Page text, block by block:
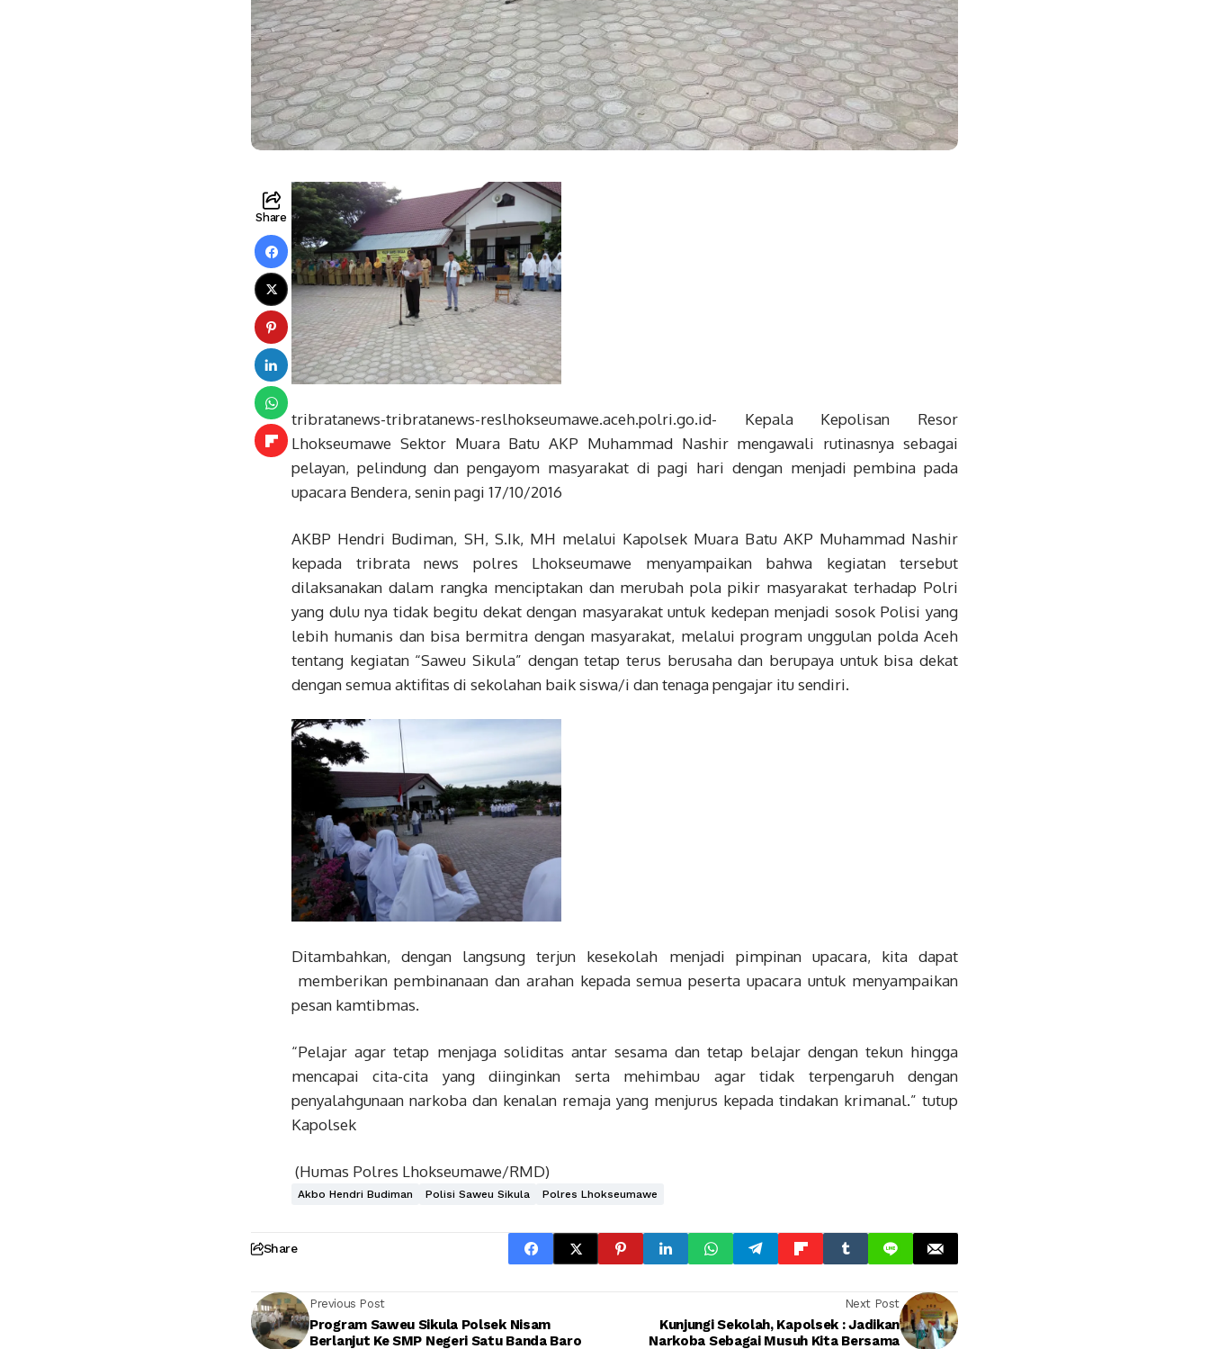
Share
tribratanews-tribratanews-reslhokseumawe.aceh.polri.go.id- Kepala Kepolisan Resor
Lhokseumawe Sektor Muara Batu AKP Muhammad Nashir mengawali rutinasnya sebagai
pelayan, pelindung dan pengayom masyarakat di pagi hari dengan menjadi pembina pada
upacara Bendera, senin pagi 17/10/2016
AKBP Hendri Budiman, SH, S.Ik, MH melalui Kapolsek Muara Batu AKP Muhammad Nashir
kepada tribrata news polres Lhokseumawe menyampaikan bahwa kegiatan tersebut
dilaksanakan dalam rangka menciptakan dan merubah pola pikir masyarakat terhadap Polri
yang dulu nya tidak begitu dekat dengan masyarakat untuk kedepan menjadi sosok Polisi yang
lebih humanis dan bisa bermitra dengan masyarakat, melalui program unggulan polda Aceh
tentang kegiatan “Saweu Sikula” dengan tetap terus berusaha dan berupaya untuk bisa dekat
dengan semua aktifitas di sekolahan baik siswa/i dan tenaga pengajar itu sendiri.
Ditambahkan, dengan langsung terjun kesekolah menjadi pimpinan upacara, kita dapat
memberikan pembinanaan dan arahan kepada semua peserta upacara untuk menyampaikan
pesan kamtibmas.
“Pelajar agar tetap menjaga soliditas antar sesama dan tetap belajar dengan tekun hingga
mencapai cita-cita yang diinginkan serta mehimbau agar tidak terpengaruh dengan
penyalahgunaan narkoba dan kenalan remaja yang menjurus kepada tindakan krimanal.” tutup
Kapolsek
(Humas Polres Lhokseumawe/RMD)
Akbo Hendri Budiman Polisi Saweu Sikula Polres Lhokseumawe
Share
Previous Post
Program Saweu Sikula Polsek Nisam
Berlanjut Ke SMP Negeri Satu Banda Baro
Next Post
Kunjungi Sekolah, Kapolsek : Jadikan
Narkoba Sebagai Musuh Kita Bersama